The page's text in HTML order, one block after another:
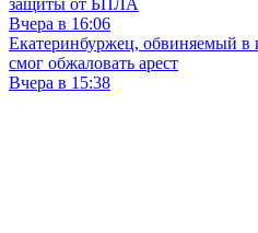
защиты от БПЛА
Вчера в 16:06
Екатеринбуржец, обвиняемый
смог обжаловать арест
Вчера в 15:38